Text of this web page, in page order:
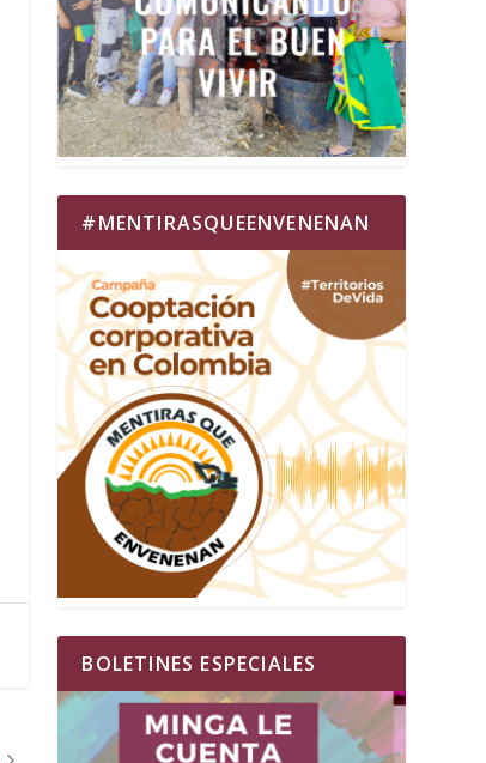
#MENTIRASQUEENVENENAN
BOLETINES ESPECIALES